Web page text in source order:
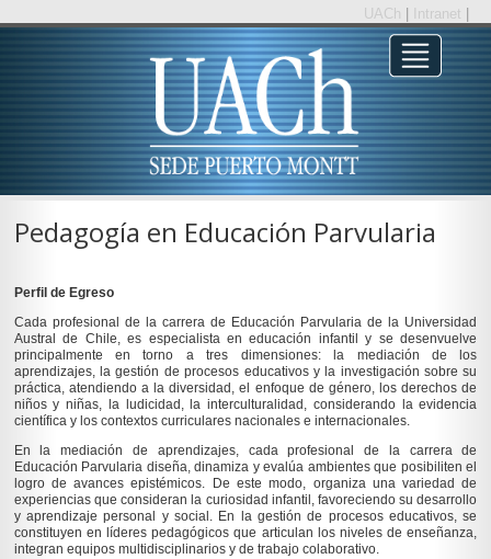
UACh Intranet
Pedagogía en Educación Parvularia
Perfil de Egreso
Cada profesional de la carrera de Educación Parvularia de la Universidad
Austral de Chile, es especialista en educación infantil y se desenvuelve
principalmente en torno a tres dimensiones: la mediación de los
aprendizajes, la gestión de procesos educativos y la investigación sobre su
práctica, atendiendo a la diversidad, el enfoque de género, los derechos de
niños y niñas, la ludicidad, la interculturalidad, considerando la evidencia
científica y los contextos curriculares nacionales e internacionales.
En la mediación de aprendizajes, cada profesional de la carrera de
Educación Parvularia diseña, dinamiza y evalúa ambientes que posibiliten el
logro de avances epistémicos. De este modo, organiza una variedad de
experiencias que consideran la curiosidad infantil, favoreciendo su desarrollo
y aprendizaje personal y social. En la gestión de procesos educativos, se
constituyen en líderes pedagógicos que articulan los niveles de enseñanza,
integran equipos multidisciplinarios y de trabajo colaborativo.